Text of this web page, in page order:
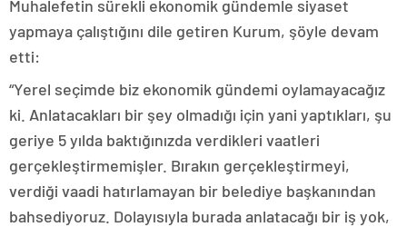
Muhalefetin sürekli ekonomik gündemle siyaset
yapmaya çalıştığını dile getiren Kurum, şöyle devam
etti:
“Yerel seçimde biz ekonomik gündemi oylamayacağız
ki. Anlatacakları bir şey olmadığı için yani yaptıkları, şu
geriye 5 yılda baktığınızda verdikleri vaatleri
gerçekleştirmemişler. Bırakın gerçekleştirmeyi,
verdiği vaadi hatırlamayan bir belediye başkanından
bahsediyoruz. Dolayısıyla burada anlatacağı bir iş yok,